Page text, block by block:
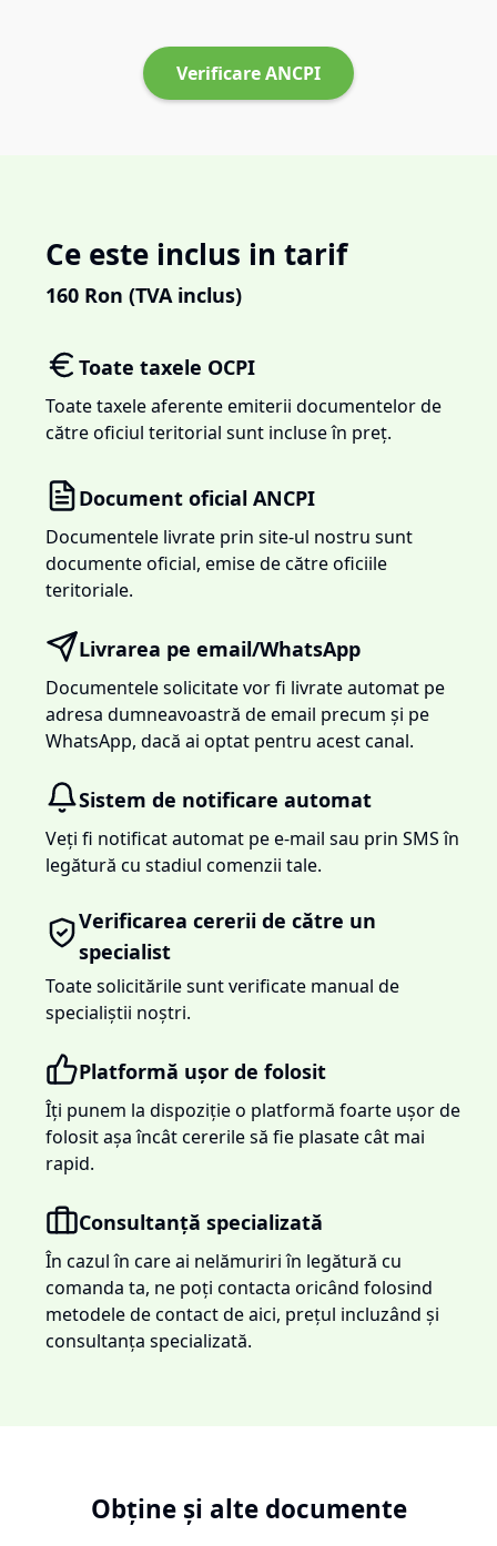
Verificare ANCPI
Ce este inclus in tarif
160 Ron (TVA inclus)
Toate taxele OCPI
Toate taxele aferente emiterii documentelor de
către oficiul teritorial sunt incluse în preț.
Document oficial ANCPI
Documentele livrate prin site-ul nostru sunt
documente oficial, emise de către oficiile
teritoriale.
Livrarea pe email/WhatsApp
Documentele solicitate vor fi livrate automat pe
adresa dumneavoastră de email precum și pe
WhatsApp, dacă ai optat pentru acest canal.
Sistem de notificare automat
Veți fi notificat automat pe e-mail sau prin SMS în
legătură cu stadiul comenzii tale.
Verificarea cererii de către un
specialist
Toate solicitările sunt verificate manual de
specialiștii noștri.
Platformă ușor de folosit
Îți punem la dispoziție o platformă foarte ușor de
folosit așa încât cererile să fie plasate cât mai
rapid.
Consultanță specializată
În cazul în care ai nelămuriri în legătură cu
comanda ta, ne poți contacta oricând folosind
metodele de contact de aici, prețul incluzând și
consultanța specializată.
Obține și alte documente